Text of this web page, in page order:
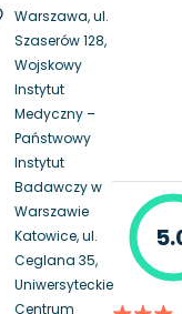
Warszawa, ul.
Szaserów 128,
Wojskowy
Instytut
Medyczny –
Państwowy
Instytut
Badawczy w
Warszawie
Katowice, ul.
Ceglana 35,
Uniwersyteckie
Centrum